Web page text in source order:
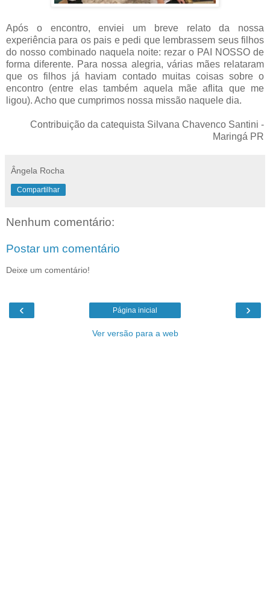
Após o encontro, enviei um breve relato da nossa
experiência para os pais e pedi que lembrassem seus filhos
do nosso combinado naquela noite: rezar o PAI NOSSO de
forma diferente. Para nossa alegria, várias mães relataram
que os filhos já haviam contado muitas coisas sobre o
encontro (entre elas também aquela mãe aflita que me
ligou). Acho que cumprimos nossa missão naquele dia.
Contribuição da catequista Silvana Chavenco Santini -
Maringá PR
Ângela Rocha
Compartilhar
Nenhum comentário:
Postar um comentário
Deixe um comentário!
‹ ›
Página inicial
Ver versão para a web